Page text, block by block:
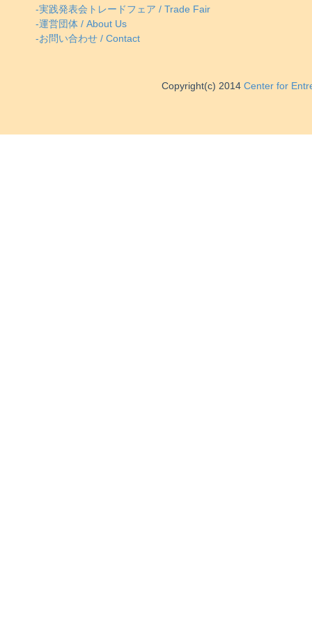
-実践発表会トレードフェア / Trade Fair
-運営団体 / About Us
-お問い合わせ / Contact
Copyright(c) 2014 Center for